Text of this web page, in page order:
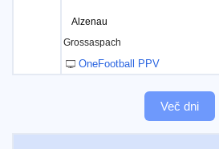
Alzenau
Grossaspach
OneFootball PPV
Več dni